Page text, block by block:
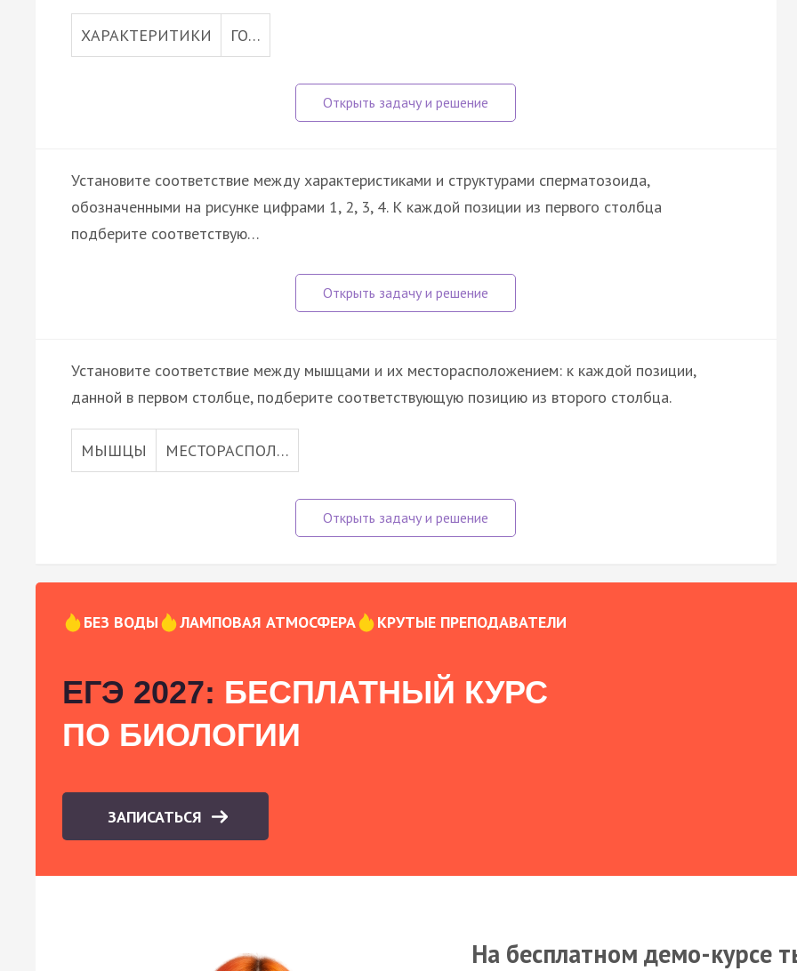
ХАРАКТЕРИТИКИ ГО…
Установите соответствие между характеристиками и структурами сперматозоида,
обозначенными на рисунке цифрами 1, 2, 3, 4. К каждой позиции из первого столбца
подберите соответствую…
Установите соответствие между мышцами и их месторасположением: к каждой позиции,
данной в первом столбце, подберите соответствующую позицию из второго столбца.
МЫШЦЫ МЕСТОРАСПОЛ…
БЕЗ ВОДЫ ЛАМПОВАЯ АТМОСФЕРА КРУТЫЕ ПРЕПОДАВАТЕЛИ
ЕГЭ 2027: БЕСПЛАТНЫЙ КУРС
ПО БИОЛОГИИ
ЗАПИСАТЬСЯ
На бесплатном демо-курсе